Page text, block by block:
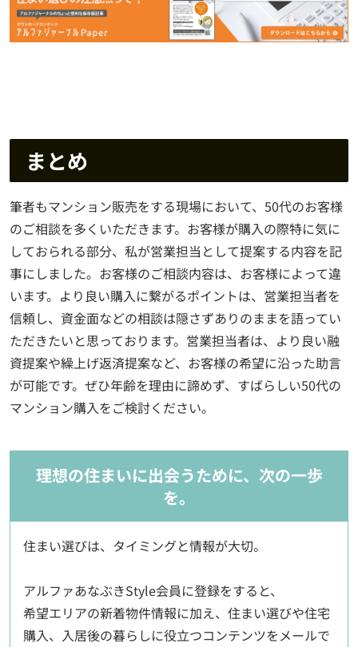
まとめ
筆者もマンション販売をする現場において、50代のお客様
のご相談を多くいただきます。お客様が購入の際特に気に
しておられる部分、私が営業担当として提案する内容を記
事にしました。お客様のご相談内容は、お客様によって違
います。より良い購入に繋がるポイントは、営業担当者を
信頼し、資金面などの相談は隠さずありのままを語ってい
ただきたいと思っております。営業担当者は、より良い融
資提案や繰上げ返済提案など、お客様の希望に沿った助言
が可能です。ぜひ年齢を理由に諦めず、すばらしい50代の
マンション購入をご検討ください。
理想の住まいに出会うために、次の一歩
を。
住まい選びは、タイミングと情報が大切。
アルファあなぶきStyle会員に登録をすると、
希望エリアの新着物件情報に加え、住まい選びや住宅
購入、入居後の暮らしに役立つコンテンツをメールで